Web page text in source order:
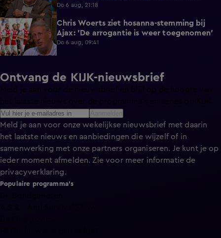
afblijft!'
Do 6 aug, 21:18
1:11
Chris Woerts ziet hosanna-stemming bij
Ajax: 'De arrogantie is weer toegenomen'
Do 6 aug, 09:41
Ontvang de KIJK-nieuwsbrief
Meld je aan voor onze wekelijkse nieuwsbrief met daarin
het laatste nieuws en aanbiedingen die wijzelf of in
samenwerking met onze partners organiseren. Je kunt je op
ieder moment afmelden. Zie voor meer informatie de
privacyverklaring.
Populaire programma's